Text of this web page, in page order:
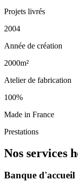
Projets livrés
2004
Année de création
2000m²
Atelier de fabrication
100%
Made in France
Prestations
Nos services
Banque d'accueil